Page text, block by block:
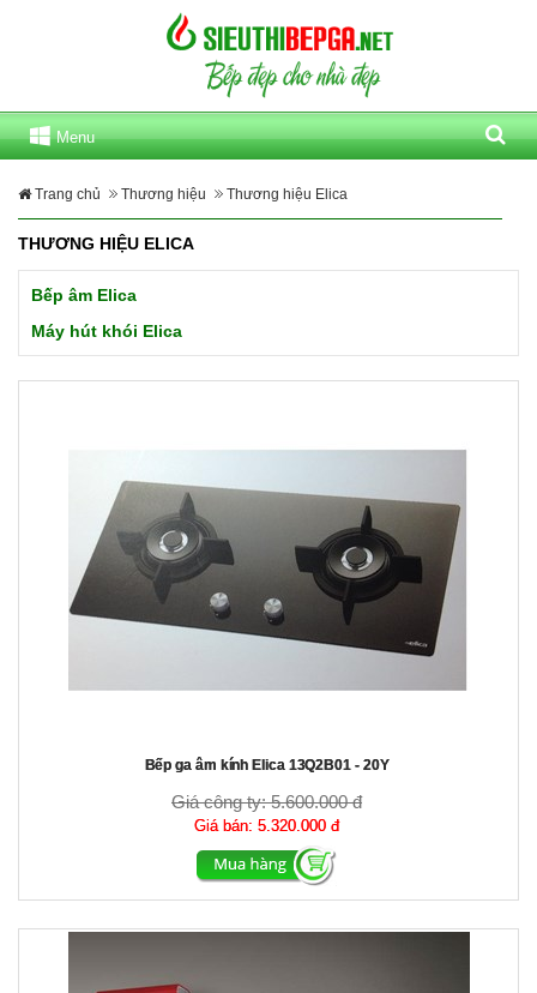
Menu
Trang chủ Thương hiệu Thương hiệu Elica
THƯƠNG HIỆU ELICA
Bếp âm Elica
Máy hút khói Elica
Bếp ga âm kính Elica 13Q2B01 - 20Y
Giá công ty:5.600.000 đ
Giá bán: 5.320.000 đ